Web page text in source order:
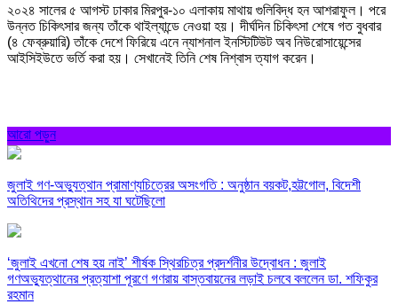
২০২৪ সালের ৫ আগস্ট ঢাকার মিরপুর-১০ এলাকায় মাথায় গুলিবিদ্ধ হন আশরাফুল। পরে
উন্নত চিকিৎসার জন্য তাঁকে থাইল্যান্ডে নেওয়া হয়। দীর্ঘদিন চিকিৎসা শেষে গত বুধবার
(৪ ফেব্রুয়ারি) তাঁকে দেশে ফিরিয়ে এনে ন্যাশনাল ইনস্টিটিউট অব নিউরোসায়েন্সের
আইসিইউতে ভর্তি করা হয়। সেখানেই তিনি শেষ নিশ্বাস ত্যাগ করেন।
আরো পড়ুন
জুলাই গণ-অভ্যুত্থান প্রামাণ্যচিত্রের অসংগতি : অনুষ্ঠান বয়কট,হট্টগোল, বিদেশী
অতিথিদের প্রস্থান সহ যা ঘটেছিলো
‘জুলাই এখনো শেষ হয় নাই’ শীর্ষক স্থিরচিত্র প্রদর্শনীর উদ্বোধন : জুলাই
গণঅভ্যুত্থানের প্রত্যাশা পূরণে গণরায় বাস্তবায়নের লড়াই চলবে বললেন ডা. শফিকুর
রহমান